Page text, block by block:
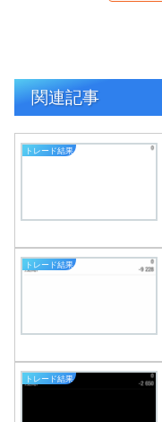
関連記事
トレード結果
トレード結果
トレード結果